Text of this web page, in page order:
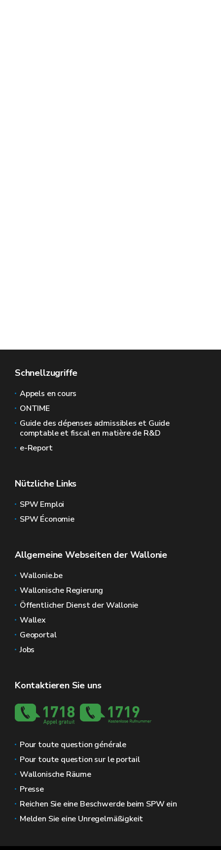
Schnellzugriffe
Appels en cours
ONTIME
Guide des dépenses admissibles et Guide
comptable et fiscal en matière de R&D
e-Report
Nützliche Links
SPW Emploi
SPW Économie
Allgemeine Webseiten der Wallonie
Wallonie.be
Wallonische Regierung
Öffentlicher Dienst der Wallonie
Wallex
Geoportal
Jobs
Kontaktieren Sie uns
Pour toute question générale
Pour toute question sur le portail
Wallonische Räume
Presse
Reichen Sie eine Beschwerde beim SPW ein
Melden Sie eine Unregelmäßigkeit